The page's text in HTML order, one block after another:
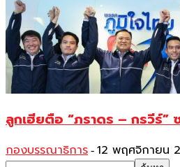
ลูกเฮียตือ “ภราดร – กรวีร์”
กองบรรณาธิการ - 12 พฤศจิกายน